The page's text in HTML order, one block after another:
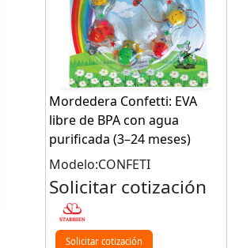
Mordedera Confetti: EVA
libre de BPA con agua
purificada (3–24 meses)
Modelo:CONFETI
Solicitar cotización
Solicitar cotización